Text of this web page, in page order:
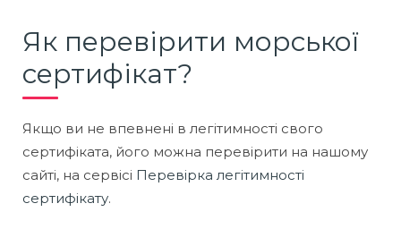
Як перевірити морської
сертифікат?
Якщо ви не впевнені в легітимності свого
сертифіката, його можна перевірити на нашому
сайті, на сервісі Перевірка легітимності
сертифікату.